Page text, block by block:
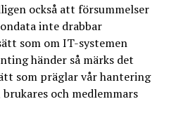
också att försummelser
inte drabbar
som om IT-systemen
händer så märks det
som präglar vår hantering
och medlemmars